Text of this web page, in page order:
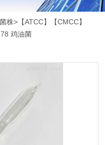
株> 【ATCC】【CMCC】
鸡油菌